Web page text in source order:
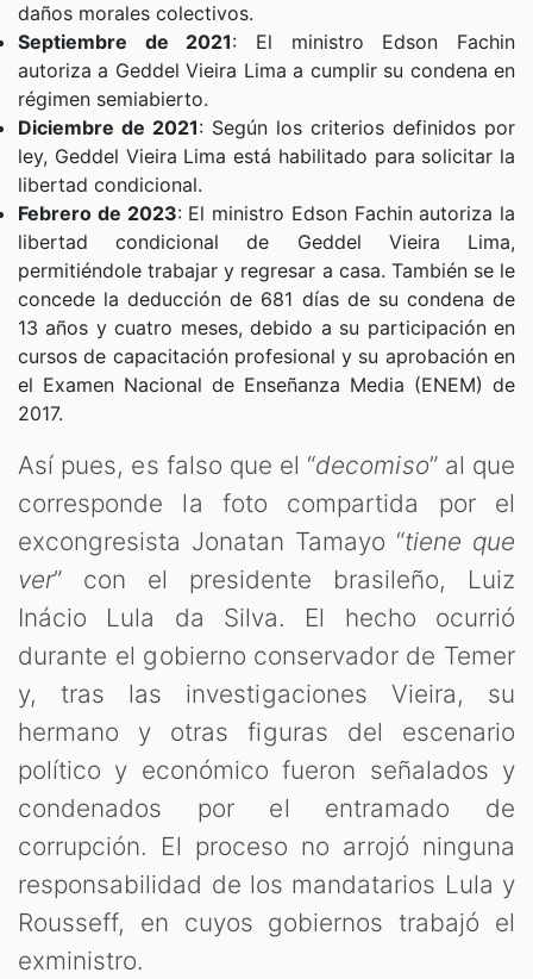
daños morales colectivos.
Septiembre de 2021: El ministro Edson Fachin
autoriza a Geddel Vieira Lima a cumplir su condena en
régimen semiabierto.
Diciembre de 2021: Según los criterios definidos por
ley, Geddel Vieira Lima está habilitado para solicitar la
libertad condicional.
Febrero de 2023: El ministro Edson Fachin autoriza la
libertad condicional de Geddel Vieira Lima,
permitiéndole trabajar y regresar a casa. También se le
concede la deducción de 681 días de su condena de
13 años y cuatro meses, debido a su participación en
cursos de capacitación profesional y su aprobación en
el Examen Nacional de Enseñanza Media (ENEM) de
2017.
Así pues, es falso que el “decomiso” al que
corresponde la foto compartida por el
excongresista Jonatan Tamayo “tiene que
ver” con el presidente brasileño, Luiz
Inácio Lula da Silva. El hecho ocurrió
durante el gobierno conservador de Temer
y, tras las investigaciones Vieira, su
hermano y otras figuras del escenario
político y económico fueron señalados y
condenados por el entramado de
corrupción. El proceso no arrojó ninguna
responsabilidad de los mandatarios Lula y
Rousseff, en cuyos gobiernos trabajó el
exministro.